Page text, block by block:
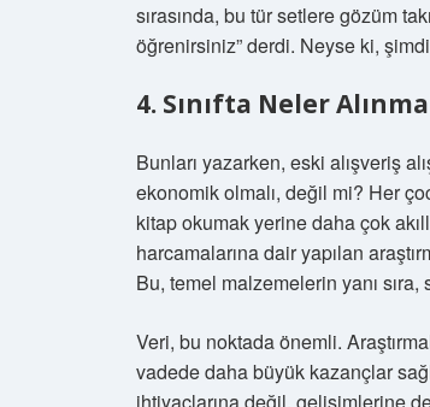
sırasında, bu tür setlere gözüm
öğrenirsiniz” derdi. Neyse ki,
4. Sınıfta Neler
Bunları yazarken, eski alışveriş
ekonomik olmalı, değil mi? Her
kitap okumak yerine daha çok
harcamalarına dair yapılan
Bu, temel malzemelerin yanı
Veri, bu noktada önemli.
vadede daha büyük kazançlar